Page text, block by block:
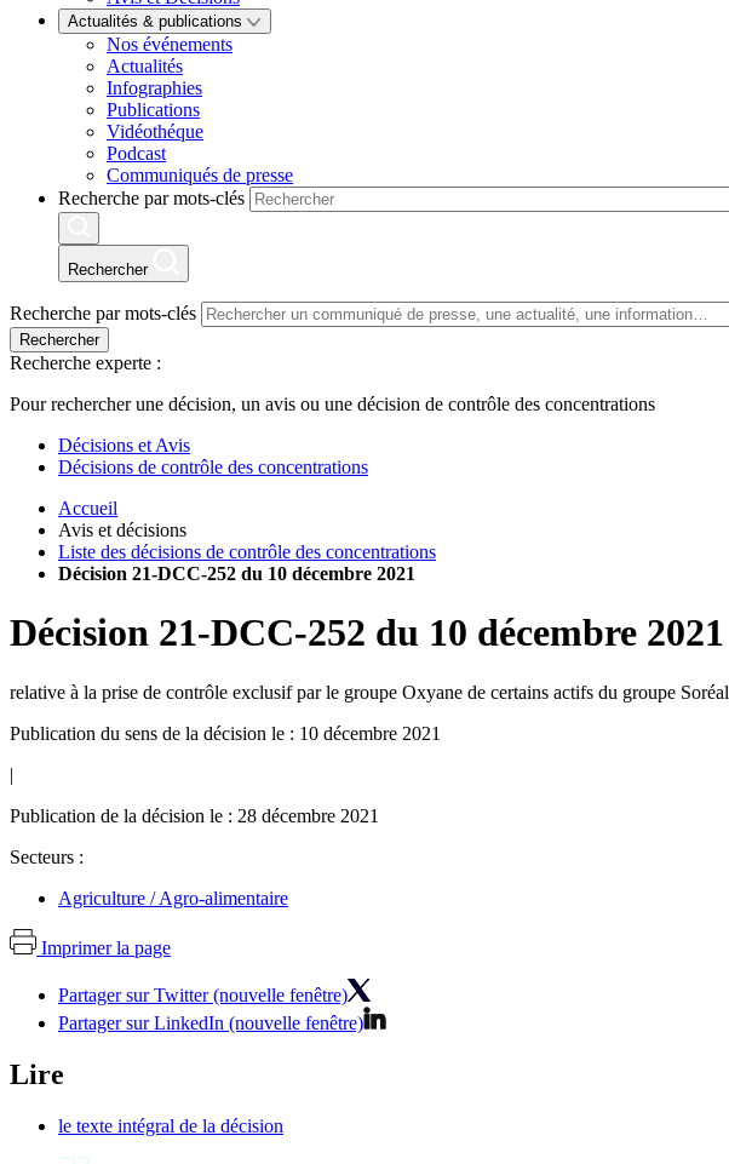
Actualités & publications
Nos événements
Actualités
Infographies
Publications
Vidéothéque
Podcast
Communiqués de presse
Recherche par mots-clés
Rechercher
Recherche par mots-clés
Rechercher
Recherche experte :
Pour rechercher une décision, un avis ou une décision de contrôle des concentrations
Décisions et Avis
Décisions de contrôle des concentrations
Accueil
Avis et décisions
Liste des décisions de contrôle des concentrations
Décision 21-DCC-252 du 10 décembre 2021
Décision 21-DCC-252 du 10 décembre 2021
relative à la prise de contrôle exclusif par le groupe Oxyane de certains actifs du groupe Soréal
Publication du sens de la décision le : 10 décembre 2021
|
Publication de la décision le : 28 décembre 2021
Secteurs :
Agriculture / Agro-alimentaire
Imprimer la page
Partager sur Twitter (nouvelle fenêtre)
Partager sur LinkedIn (nouvelle fenêtre)
Lire
le texte intégral de la décision